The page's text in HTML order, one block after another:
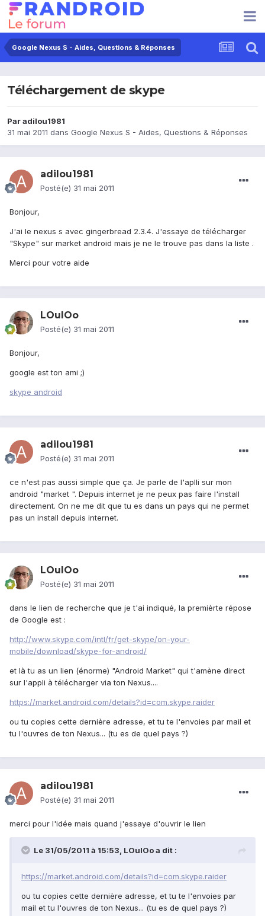
Google Nexus S - Aides, Questions & Réponses
Téléchargement de skype
Paradilou1981
31 mai 2011 dans Google Nexus S - Aides, Questions & Réponses
adilou1981
Posté(e) 31 mai 2011
Bonjour,
J'ai le nexus s avec gingerbread 2.3.4. J'essaye de télécharger
"Skype" sur market android mais je ne le trouve pas dans la liste .
Merci pour votre aide
LOulOo
Posté(e) 31 mai 2011
Bonjour,
google est ton ami ;)
skype android
adilou1981
Posté(e) 31 mai 2011
ce n'est pas aussi simple que ça. Je parle de l'aplli sur mon
android "market ". Depuis internet je ne peux pas faire l'install
directement. On ne me dit que tu es dans un pays qui ne permet
pas un install depuis internet.
LOulOo
Posté(e) 31 mai 2011
dans le lien de recherche que je t'ai indiqué, la premièrte répose
de Google est :
http://www.skype.com/intl/fr/get-skype/on-your-
mobile/download/skype-for-android/
et là tu as un lien (énorme) "Android Market" qui t'amène direct
sur l'appli à télécharger via ton Nexus....
https://market.android.com/details?id=com.skype.raider
ou tu copies cette dernière adresse, et tu te l'envoies par mail et
tu l'ouvres de ton Nexus... (tu es de quel pays ?)
adilou1981
Posté(e) 31 mai 2011
merci pour l'idée mais quand j'essaye d'ouvrir le lien
Le 31/05/2011 à 15:53, LOulOo a dit :
https://market.android.com/details?id=com.skype.raider
ou tu copies cette dernière adresse, et tu te l'envoies par
mail et tu l'ouvres de ton Nexus... (tu es de quel pays ?)